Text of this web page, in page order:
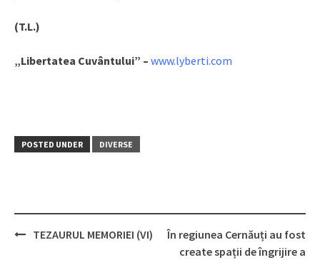
(T.L.)
„Libertatea Cuvântului” – www.lyberti.com
POSTED UNDER DIVERSE
TEZAURUL MEMORIEI (VI)
În regiunea Cernăuți au fost
create spații de îngrijire a